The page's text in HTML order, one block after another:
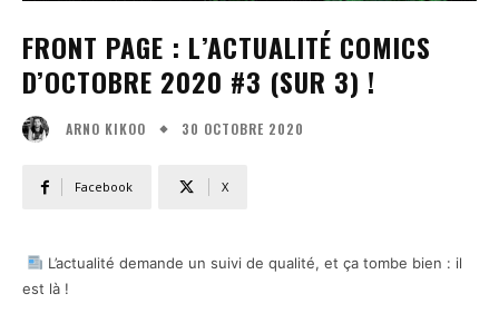
FRONT PAGE : L’ACTUALITÉ COMICS
D’OCTOBRE 2020 #3 (SUR 3) !
ARNO KIKOO 30 OCTOBRE 2020
Facebook X
L’actualité demande un suivi de qualité, et ça tombe bien : il
est là !